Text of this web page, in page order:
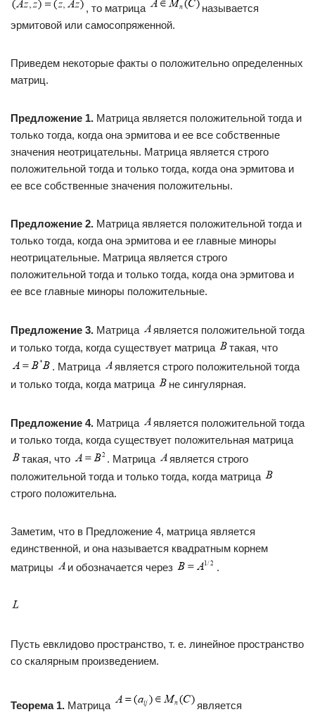
, то матрица
называется
эрмитовой или самосопряженной.
Приведем некоторые факты о положительно определенных
матриц.
Предложение 1. Матрица является положительной тогда и
только тогда, когда она эрмитова и ее все собственные
значения неотрицательны. Матрица является строго
положительной тогда и только тогда, когда она эрмитова и
ее все собственные значения положительны.
Предложение 2. Матрица является положительной тогда и
только тогда, когда она эрмитова и ее главные миноры
неотрицательные. Матрица является строго
положительной тогда и только тогда, когда она эрмитова и
ее все главные миноры положительные.
Предложение 3. Матрица
является положительной тогда
и только тогда, когда существует матрица
такая, что
. Матрица
является строго положительной тогда
и только тогда, когда матрица
не сингулярная.
Предложение 4. Матрица
является положительной тогда
и только тогда, когда существует положительная матрица
такая, что
. Матрица
является строго
положительной тогда и только тогда, когда матрица
строго положительна.
Заметим, что в Предложение 4, матрица является
единственной, и она называется квадратным корнем
матрицы
и обозначается через .
Пусть евклидово пространство, т. е. линейное пространство
со скалярным произведением.
Теорема 1. Матрица
является